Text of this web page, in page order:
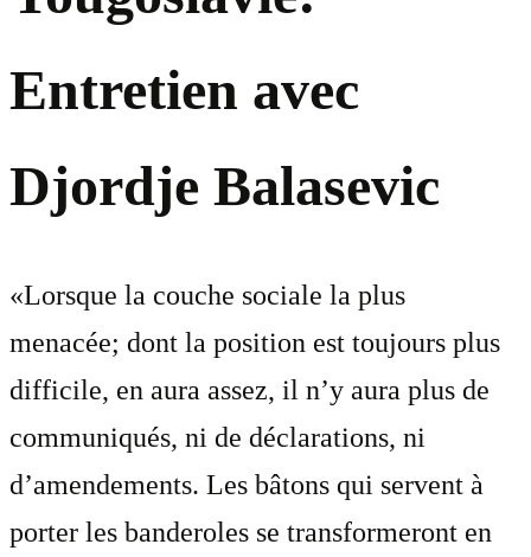
Entretien avec
Djordje Balasevic
«Lorsque la couche sociale la plus
menacée; dont la position est toujours plus
difficile, en aura assez, il n’y aura plus de
communiqués, ni de déclarations, ni
d’amendements. Les bâtons qui servent à
porter les banderoles se transformeront en